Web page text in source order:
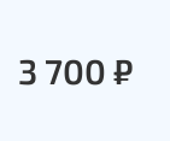
3 700 ₽